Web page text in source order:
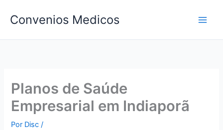
para
conteúdo
Convenios Medicos
Planos de Saúde
Empresarial em Indiaporã
Por Disc/